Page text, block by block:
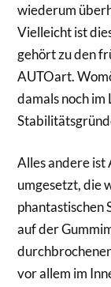
wiederum
Vielleicht ist
gehört zu den
AUTOart.
damals noch im
Alles andere
umgesetzt, die
phantastischen
auf der
vor allem im